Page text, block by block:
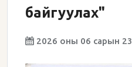
байгуулах"
2026 оны 06 сарын 23